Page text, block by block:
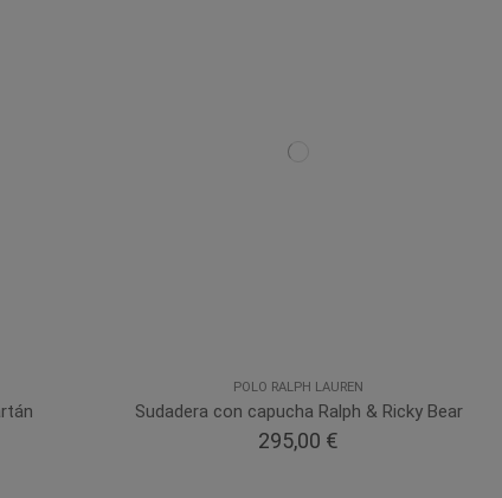
POLO RALPH LAUREN
Sudadera con capucha Ralph & Ricky Bear
295,00 €